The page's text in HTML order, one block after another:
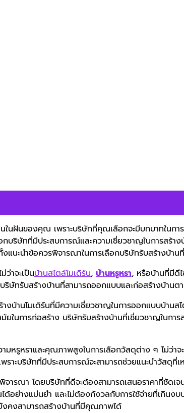
ในฝันของคุณ เพราะบริษัทที่คุณเลือกจะมีบทบาทใน
บริษัทที่มีประสบการณ์และความเชี่ยวชาญในการสร้
นะนำข้อควรพิจารณาในการเลือกบริษัทรับสร้างบ้า
าจะเป็นบ้านสไตล์โมเดิร์น, บ้านหรูหรา, หรือบ้านที่มีดี
ษัทรับสร้างบ้านที่สามารถออกแบบและก่อสร้างบ้า
านโมเดิร์นที่มีความเชี่ยวชาญในการออกแบบบ้านส
นการก่อสร้าง บริษัทรับสร้างบ้านที่เชี่ยวชาญในการ
มหรูหราและคุณภาพสูงในการเลือกวัสดุต่าง ๆ ไม่ว่
าะบริษัทที่มีประสบการณ์จะสามารถช่วยแนะนำวัสดุที่
ารณา โดยบริษัทที่ดีจะต้องสามารถเสนอราคาที่ชัดเ
ด้อย่างแม่นยำ และไม่ต้องกังวลกับการใช้จ่ายที่เกิ
งคงสามารถสร้างบ้านที่มีคุณภาพได้